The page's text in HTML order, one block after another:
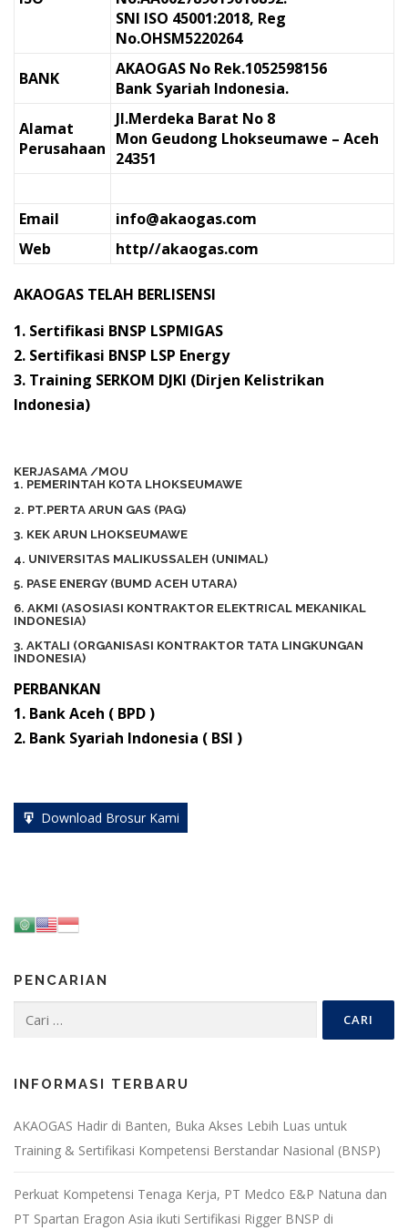
SNI ISO 45001:2018, Reg
No.OHSM5220264
BANK
AKAOGAS No Rek.1052598156
Bank Syariah Indonesia.
Alamat
Perusahaan
Jl.Merdeka Barat No 8
Mon Geudong Lhokseumawe – Aceh
24351
Email
info@akaogas.com
Web
http//akaogas.com
AKAOGAS TELAH BERLISENSI
1. Sertifikasi BNSP LSPMIGAS
2. Sertifikasi BNSP LSP Energy
3. Training SERKOM DJKI (Dirjen Kelistrikan
Indonesia)
KERJASAMA /MOU
1. PEMERINTAH KOTA LHOKSEUMAWE
2. PT.PERTA ARUN GAS (PAG)
3. KEK ARUN LHOKSEUMAWE
4. UNIVERSITAS MALIKUSSALEH (UNIMAL)
5. PASE ENERGY (BUMD ACEH UTARA)
6. AKMI (ASOSIASI KONTRAKTOR ELEKTRICAL MEKANIKAL
INDONESIA)
3. AKTALI (ORGANISASI KONTRAKTOR TATA LINGKUNGAN
INDONESIA)
PERBANKAN
1. Bank Aceh ( BPD )
2. Bank Syariah Indonesia ( BSI )
Download Brosur Kami
PENCARIAN
Cari
INFORMASI TERBARU
AKAOGAS Hadir di Banten, Buka Akses Lebih Luas untuk
Training & Sertifikasi Kompetensi Berstandar Nasional (BNSP)
Perkuat Kompetensi Tenaga Kerja, PT Medco E&P Natuna dan
PT Spartan Eragon Asia ikuti Sertifikasi Rigger BNSP di